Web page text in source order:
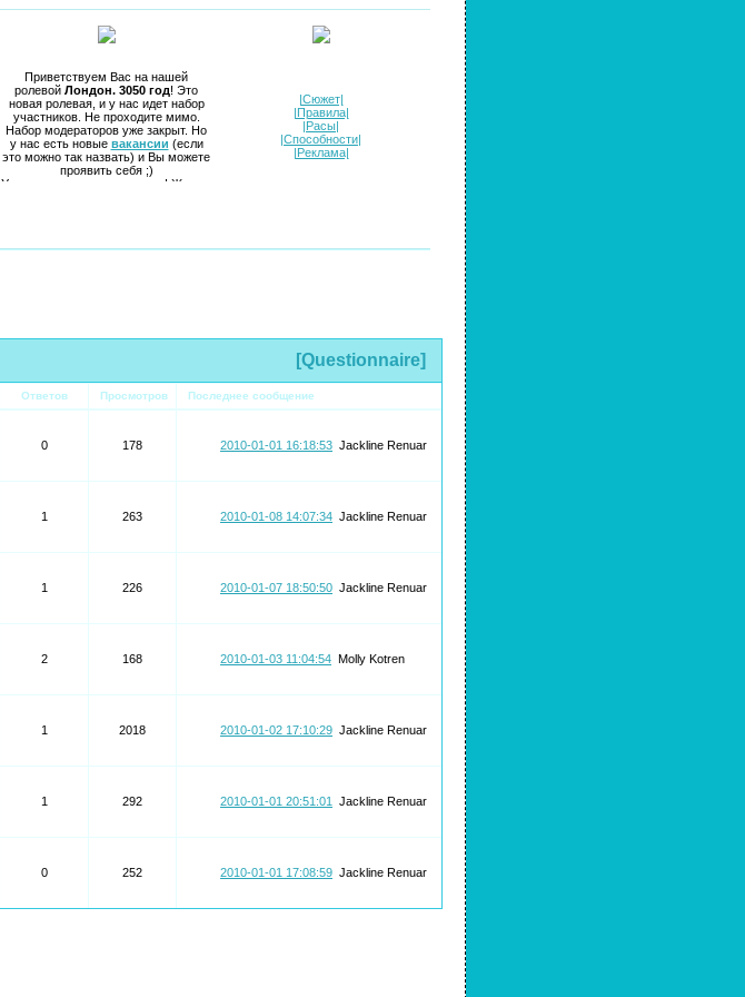
Приветствуем Вас на нашей
ролевой Лондон. 3050 год! Это
новая ролевая, и у нас идет набор
участников. Не проходите мимо.
Набор модераторов уже закрыт. Но
у нас есть новые вакансии (если
это можно так назвать) и Вы можете
проявить себя ;)
Уже можете начинать играть! Желаю
|Сюжет|
|Правила|
|Расы|
|Способности|
|Реклама|
[Questionnaire]
Ответов Просмотров Последнее сообщение
0
178 2010-01-01 16:18:53 Jackline Renuar
1
263 2010-01-08 14:07:34 Jackline Renuar
1
226 2010-01-07 18:50:50 Jackline Renuar
2
168 2010-01-03 11:04:54 Molly Kotren
1
2018 2010-01-02 17:10:29 Jackline Renuar
1
292 2010-01-01 20:51:01 Jackline Renuar
0
252 2010-01-01 17:08:59 Jackline Renuar